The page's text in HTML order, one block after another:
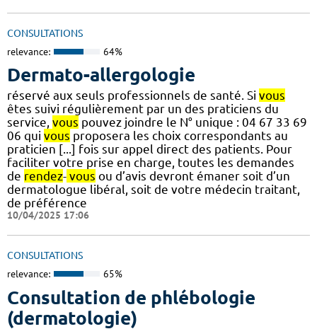
CONSULTATIONS
relevance: 64%
Dermato-allergologie
réservé aux seuls professionnels de santé. Si vous
êtes suivi régulièrement par un des praticiens du
service, vous pouvez joindre le N° unique : 04 67 33 69
06 qui vous proposera les choix correspondants au
praticien [...] fois sur appel direct des patients. Pour
faciliter votre prise en charge, toutes les demandes
de rendez- vous ou d’avis devront émaner soit d’un
dermatologue libéral, soit de votre médecin traitant,
de préférence
10/04/2025 17:06
CONSULTATIONS
relevance: 65%
Consultation de phlébologie
(dermatologie)